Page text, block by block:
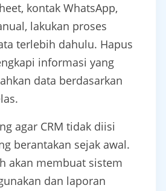
kontak WhatsApp,
lakukan proses
terlebih dahulu. Hapus
informasi yang
data berdasarkan
agar CRM tidak diisi
berantakan sejak awal.
akan membuat sistem
dan laporan